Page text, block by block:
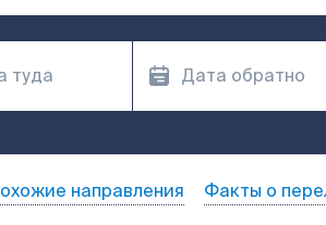
направления Факты о